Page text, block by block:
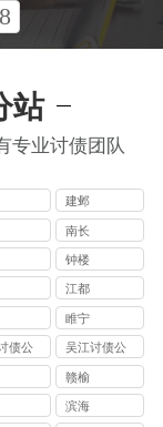
站
专业讨债团队
建邺
南长
钟楼
江都
睢宁
债公
吴江讨债公
司
赣榆
滨海